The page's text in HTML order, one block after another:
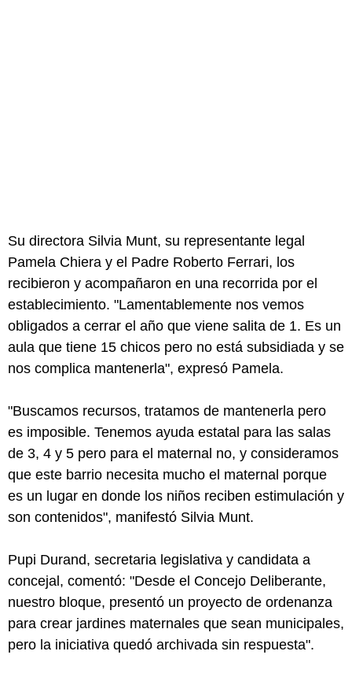
Su directora Silvia Munt, su representante legal
Pamela Chiera y el Padre Roberto Ferrari, los
recibieron y acompañaron en una recorrida por el
establecimiento. "Lamentablemente nos vemos
obligados a cerrar el año que viene salita de 1. Es un
aula que tiene 15 chicos pero no está subsidiada y se
nos complica mantenerla", expresó Pamela.
"Buscamos recursos, tratamos de mantenerla pero
es imposible. Tenemos ayuda estatal para las salas
de 3, 4 y 5 pero para el maternal no, y consideramos
que este barrio necesita mucho el maternal porque
es un lugar en donde los niños reciben estimulación y
son contenidos", manifestó Silvia Munt.
Pupi Durand, secretaria legislativa y candidata a
concejal, comentó: "Desde el Concejo Deliberante,
nuestro bloque, presentó un proyecto de ordenanza
para crear jardines maternales que sean municipales,
pero la iniciativa quedó archivada sin respuesta".